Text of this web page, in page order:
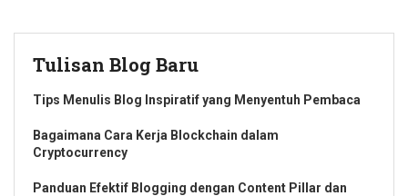
Tulisan Blog Baru
Tips Menulis Blog Inspiratif yang Menyentuh Pembaca
Bagaimana Cara Kerja Blockchain dalam
Cryptocurrency
Panduan Efektif Blogging dengan Content Pillar dan